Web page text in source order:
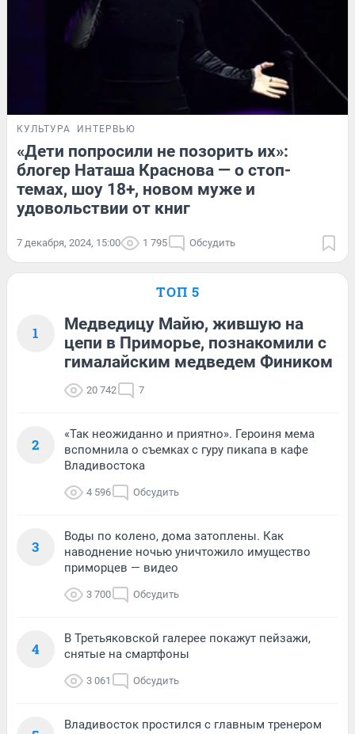
КУЛЬТУРА ИНТЕРВЬЮ
«Дети попросили не позорить их»:
блогер Наташа Краснова — о стоп-
темах, шоу 18+, новом муже и
удовольствии от книг
7 декабря, 2024, 15:00 1 795 Обсудить
ТОП 5
1
Медведицу Майю, жившую на
цепи в Приморье, познакомили с
гималайским медведем Фиником
20 742 7
2
«Так неожиданно и приятно». Героиня мема
вспомнила о съемках с гуру пикапа в кафе
Владивостока
4 596 Обсудить
3
Воды по колено, дома затоплены. Как
наводнение ночью уничтожило имущество
приморцев — видео
3 700 Обсудить
4
В Третьяковской галерее покажут пейзажи,
снятые на смартфоны
3 061 Обсудить
Владивосток простился с главным тренером